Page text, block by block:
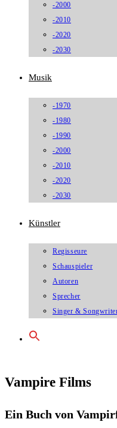
-2000
-2010
-2020
-2030
Musik
-1970
-1980
-1990
-2000
-2010
-2020
-2030
Künstler
Regisseure
Schauspieler
Autoren
Sprecher
Singer &
Vampire Films
Ein Buch von